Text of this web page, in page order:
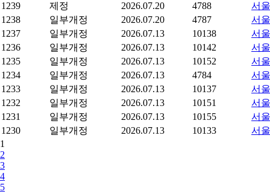
1239
제정 2026.07.20 4788
서
1238
일부개정 2026.07.20 4787
서
1237
일부개정 2026.07.13 10138
서
1236
일부개정 2026.07.13 10142
서
1235
일부개정 2026.07.13 10152
서
1234
일부개정 2026.07.13 4784
서
1233
일부개정 2026.07.13 10137
서
1232
일부개정 2026.07.13 10151
서
1231
일부개정 2026.07.13 10155
서
1230
일부개정 2026.07.13 10133
서
1
2
3
4
5